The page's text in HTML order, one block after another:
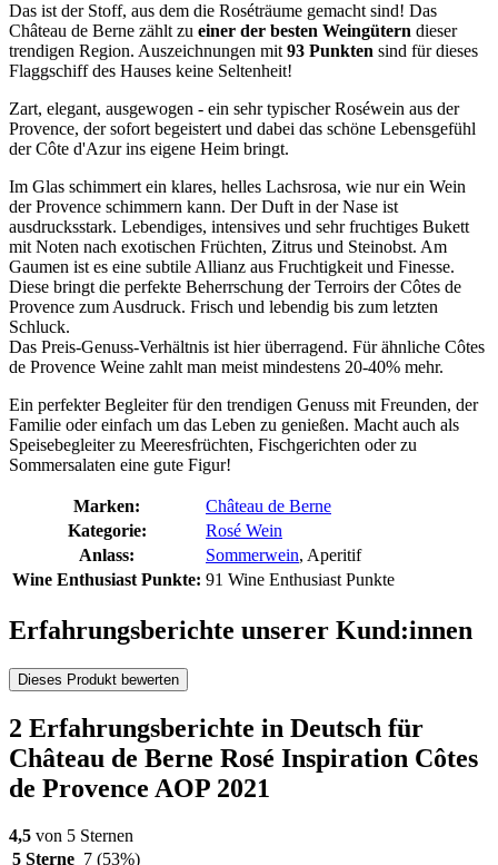
Das ist der Stoff, aus dem die Roséträume gemacht sind! Das
Château de Berne zählt zu einer der besten Weingütern dieser
trendigen Region. Auszeichnungen mit 93 Punkten sind für dieses
Flaggschiff des Hauses keine Seltenheit!
Zart, elegant, ausgewogen - ein sehr typischer Roséwein aus der
Provence, der sofort begeistert und dabei das schöne Lebensgefühl
der Côte d'Azur ins eigene Heim bringt.
Im Glas schimmert ein klares, helles Lachsrosa, wie nur ein Wein
der Provence schimmern kann. Der Duft in der Nase ist
ausdrucksstark. Lebendiges, intensives und sehr fruchtiges Bukett
mit Noten nach exotischen Früchten, Zitrus und Steinobst. Am
Gaumen ist es eine subtile Allianz aus Fruchtigkeit und Finesse.
Diese bringt die perfekte Beherrschung der Terroirs der Côtes de
Provence zum Ausdruck. Frisch und lebendig bis zum letzten
Schluck.
Das Preis-Genuss-Verhältnis ist hier überragend. Für ähnliche Côtes
de Provence Weine zahlt man meist mindestens 20-40% mehr.
Ein perfekter Begleiter für den trendigen Genuss mit Freunden, der
Familie oder einfach um das Leben zu genießen. Macht auch als
Speisebegleiter zu Meeresfrüchten, Fischgerichten oder zu
Sommersalaten eine gute Figur!
Marken:
Château de Berne
Kategorie:
Rosé Wein
Anlass:
Sommerwein, Aperitif
Wine Enthusiast Punkte: 91 Wine Enthusiast Punkte
Erfahrungsberichte unserer Kund:innen
Dieses Produkt bewerten
2 Erfahrungsberichte in Deutsch für
Château de Berne Rosé Inspiration Côtes
de Provence AOP 2021
4,5 von 5 Sternen
5 Sterne 7 (53%)